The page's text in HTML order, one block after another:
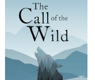
Comenzar a vender
Ayuda